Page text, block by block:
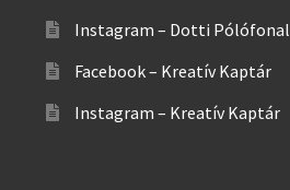
Instagram – Dotti Pólófonal
Facebook – Kreatív Kaptár
Instagram – Kreatív Kaptár